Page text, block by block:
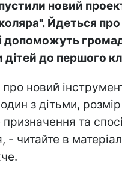
новий
Йдеться про
допоможуть
дітей до першого
новий
з дітьми,
призначення та
читайте в